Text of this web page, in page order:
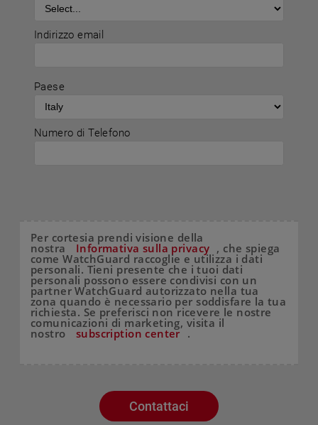
Indirizzo email
Paese
Numero di Telefono
Per cortesia prendi visione della
nostra Informativa sulla privacy , che spiega
come WatchGuard raccoglie e utilizza i dati
personali. Tieni presente che i tuoi dati
personali possono essere condivisi con un
partner WatchGuard autorizzato nella tua
zona quando è necessario per soddisfare la tua
richiesta. Se preferisci non ricevere le nostre
comunicazioni di marketing, visita il
nostro subscription center .
Contattaci